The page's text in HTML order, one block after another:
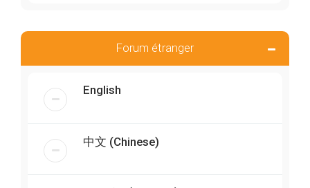
Forum étranger
English
中文 (Chinese)